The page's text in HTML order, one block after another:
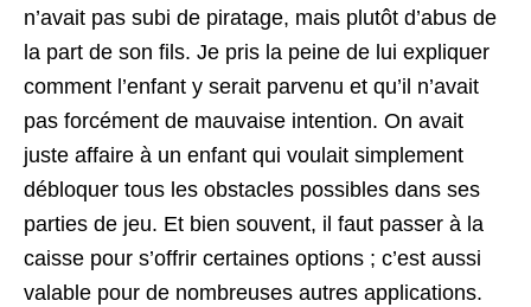
n’avait pas subi de piratage, mais plutôt d’abus de
la part de son fils. Je pris la peine de lui expliquer
comment l’enfant y serait parvenu et qu’il n’avait
pas forcément de mauvaise intention. On avait
juste affaire à un enfant qui voulait simplement
débloquer tous les obstacles possibles dans ses
parties de jeu. Et bien souvent, il faut passer à la
caisse pour s’offrir certaines options ; c’est aussi
valable pour de nombreuses autres applications.